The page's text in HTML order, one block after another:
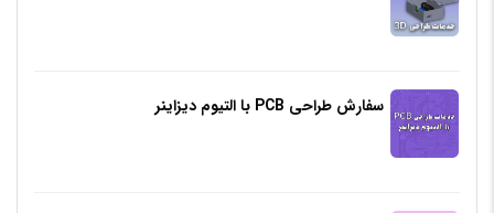
سفارش طراحی PCB با التیوم دیزاینر